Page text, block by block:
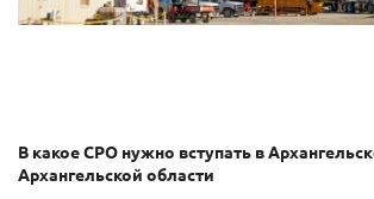
В какое СРО нужно вступать в
Архангельской области